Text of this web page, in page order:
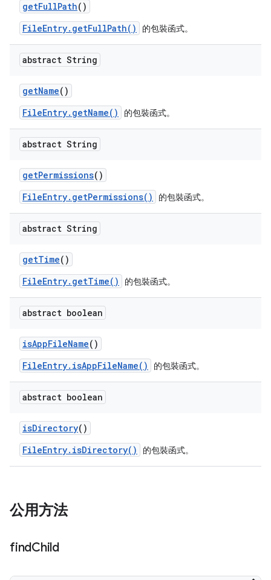
getFullPath()
FileEntry.getFullPath()
的包裝函式。
abstract String
getName()
FileEntry.getName()
的包裝函式。
abstract String
getPermissions()
FileEntry.getPermissions()
的包裝函式。
abstract String
getTime()
FileEntry.getTime()
的包裝函式。
abstract boolean
isAppFileName()
FileEntry.isAppFileName()
的包裝函式。
abstract boolean
isDirectory()
FileEntry.isDirectory()
的包裝函式。
公用方法
findChild